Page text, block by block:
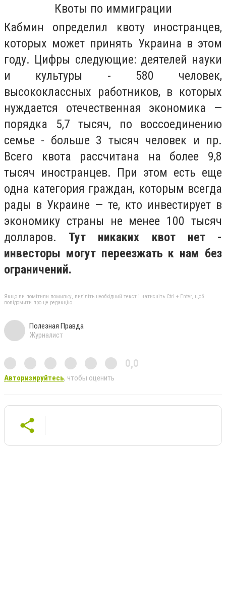
Квоты по иммиграции
Кабмин определил квоту иностранцев,
которых может принять Украина в этом
году. Цифры следующие: деятелей науки
и культуры - 580 человек,
высококлассных работников, в которых
нуждается отечественная экономика —
порядка 5,7 тысяч, по воссоединению
семье - больше 3 тысяч человек и пр.
Всего квота рассчитана на более 9,8
тысяч иностранцев. При этом есть еще
одна категория граждан, которым всегда
рады в Украине — те, кто инвестирует в
экономику страны не менее 100 тысяч
долларов. Тут никаких квот нет -
инвесторы могут переезжать к нам без
ограничений.
Якщо ви помітили помилку, виділіть необхідний текст і натисніть Ctrl + Enter, щоб
повідомити про це редакцію
Полезная Правда
Журналист
0,0
Авторизируйтесь, чтобы оценить